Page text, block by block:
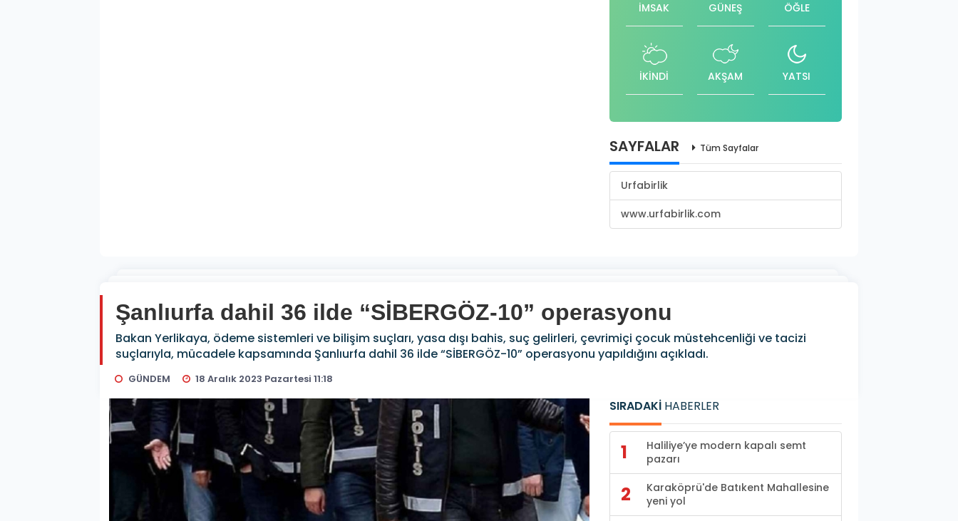
İMSAK GÜNEŞ ÖĞLE
İKİNDİ AKŞAM YATSI
SAYFALAR Tüm Sayfalar
Urfabirlik
www.urfabirlik.com
Şanlıurfa dahil 36 ilde “SİBERGÖZ-10” operasyonu
Bakan Yerlikaya, ödeme sistemleri ve bilişim suçları, yasa dışı bahis, suç gelirleri, çevrimiçi çocuk müstehcenliği ve tacizi
suçlarıyla, mücadele kapsamında Şanlıurfa dahil 36 ilde “SİBERGÖZ-10” operasyonu yapıldığını açıkladı.
GÜNDEM 18 Aralık 2023 Pazartesi 11:18
SIRADAKİ HABERLER
1
Haliliye’ye modern kapalı semt
pazarı
2
Karaköprü'de Batıkent Mahallesine
yeni yol